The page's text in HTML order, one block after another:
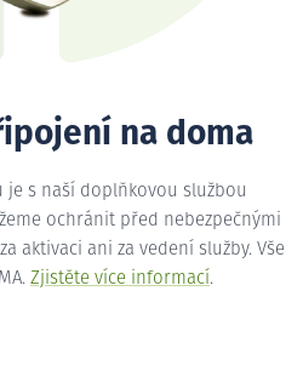
na doma
s naší doplňkovou službou
ochránit před nebezpečnými
aktivaci ani za vedení služby. Vše
Zjistěte více informací.